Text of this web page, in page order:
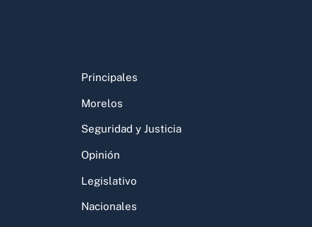
Principales
Morelos
Seguridad y Justicia
Opinión
Legislativo
Nacionales